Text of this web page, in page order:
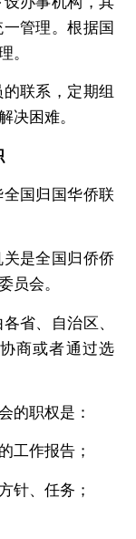
管理。根据国
。
联系，定期组
决困难。
国归国华侨联
是全国归侨侨
员会。
省、自治区、
商或者通过选
职权是：
作报告；
、任务；